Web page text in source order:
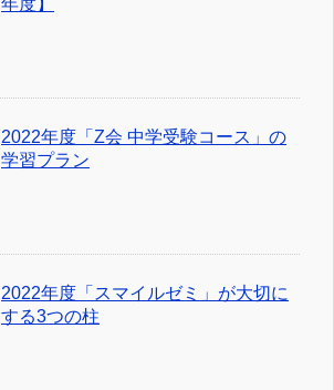
年度】
2022年度「Z会 中学受験コース」の
学習プラン
2022年度「スマイルゼミ」が大切に
する3つの柱